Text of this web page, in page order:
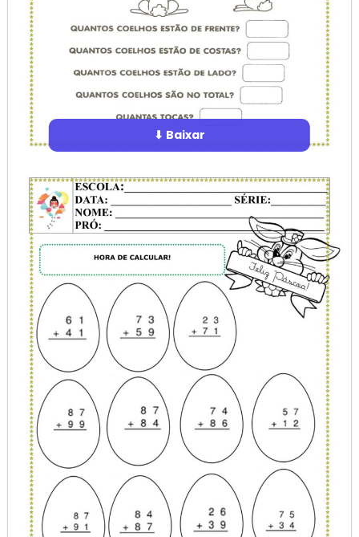
⬇ Baixar